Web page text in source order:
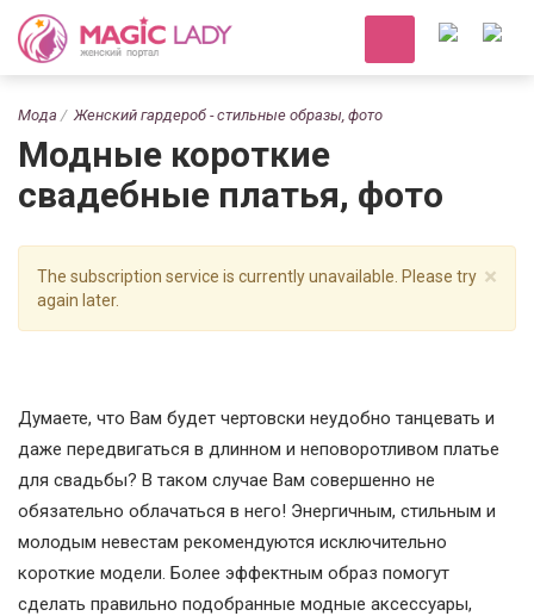
Мода Женский гардероб - стильные образы, фото
Модные короткие
свадебные платья, фото
×
The subscription service is currently unavailable. Please try
again later.
Думаете, что Вам будет чертовски неудобно танцевать и
даже передвигаться в длинном и неповоротливом платье
для свадьбы? В таком случае Вам совершенно не
обязательно облачаться в него! Энергичным, стильным и
молодым невестам рекомендуются исключительно
короткие модели. Более эффектным образ помогут
сделать правильно подобранные модные аксессуары,